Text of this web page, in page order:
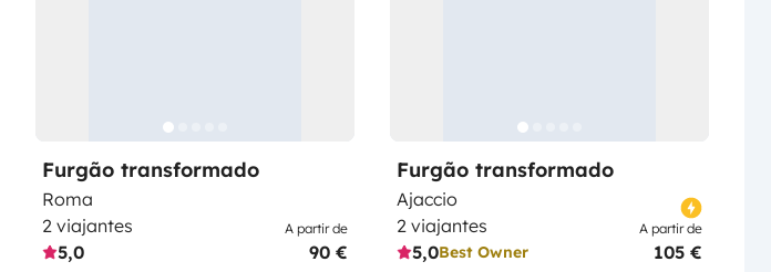
Furgão transformado
Roma
2 viajantes
5,0
A partir de
90 €
Furgão transformado
Ajaccio
2 viajantes
5,0Best Owner
A partir de
105 €